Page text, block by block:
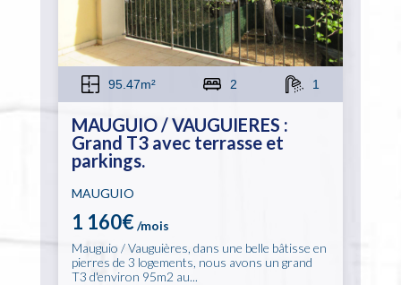
95.47m² 2 1
MAUGUIO / VAUGUIERES :
Grand T3 avec terrasse et
parkings.
MAUGUIO
1 160€/mois
Mauguio / Vauguières, dans une belle bâtisse en
pierres de 3 logements, nous avons un grand
T3 d'environ 95m2 au...